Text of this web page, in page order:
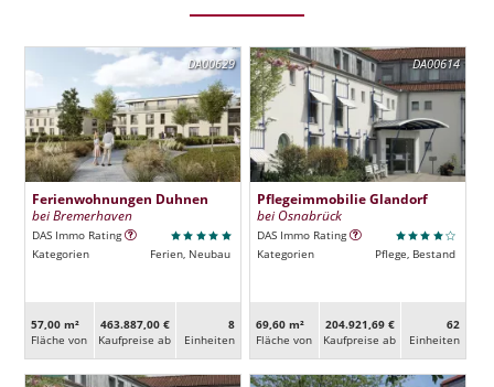
DA00629
Ferienwohnungen Duhnen
bei Bremerhaven
DAS Immo Rating
Kategorien
Ferien, Neubau
57,00 m²
Fläche von
463.887,00 €
Kaufpreise ab
8
Ein­heiten
DA00614
Pflegeimmobilie Glandorf
bei Osnabrück
DAS Immo Rating
Kategorien
Pflege, Bestand
69,60 m²
Fläche von
204.921,69 €
Kaufpreise ab
62
Ein­heiten